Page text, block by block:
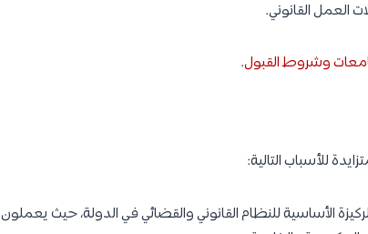
العمل القانوني.
وشروط القبول.
للأسباب التالية:
الأساسية للنظام القانوني والقضائي في الدولة، حيث يعملون